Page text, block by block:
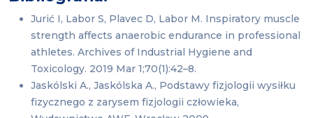
Jurić I, Labor S, Plavec D, Labor M. Inspiratory muscle
strength affects anaerobic endurance in professional
athletes. Archives of Industrial Hygiene and
Toxicology. 2019 Mar 1;70(1):42–8.
Jaskólski A., Jaskólska A., Podstawy fizjologii wysiłku
fizycznego z zarysem fizjologii człowieka,